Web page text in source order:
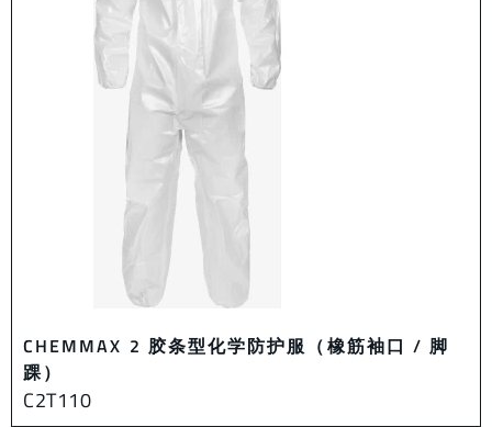
CHEMMAX 2 胶条型化学防护服（橡筋袖口 / 脚
踝）
C2T110